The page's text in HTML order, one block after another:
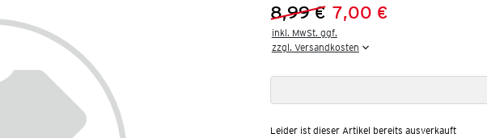
Vorheriger Preis:
8,99 €
Neuer Preis:
7,00 €
inkl. MwSt. ggf.
zzgl. Versandkosten
Leider ist dieser Artikel bereits ausverkauft